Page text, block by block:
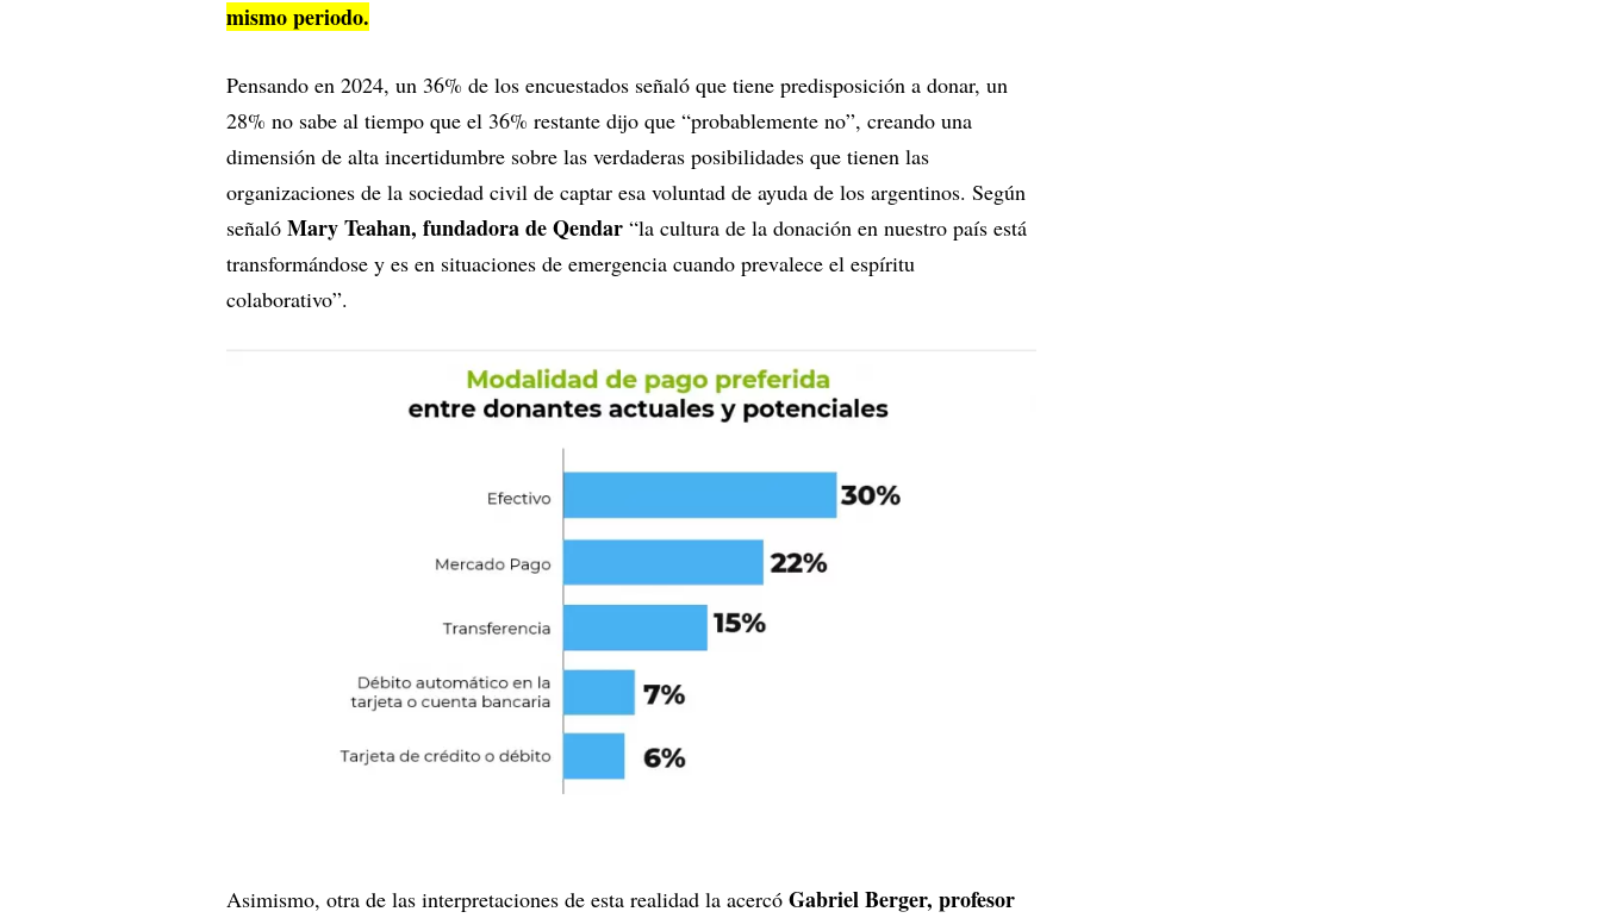
mismo periodo.
Pensando en 2024, un 36% de los encuestados señaló que tiene predisposición a donar, un
28% no sabe al tiempo que el 36% restante dijo que “probablemente no”, creando una
dimensión de alta incertidumbre sobre las verdaderas posibilidades que tienen las
organizaciones de la sociedad civil de captar esa voluntad de ayuda de los argentinos. Según
señaló Mary Teahan, fundadora de Qendar “la cultura de la donación en nuestro país está
transformándose y es en situaciones de emergencia cuando prevalece el espíritu
colaborativo”.
Asimismo, otra de las interpretaciones de esta realidad la acercó Gabriel Berger, profesor